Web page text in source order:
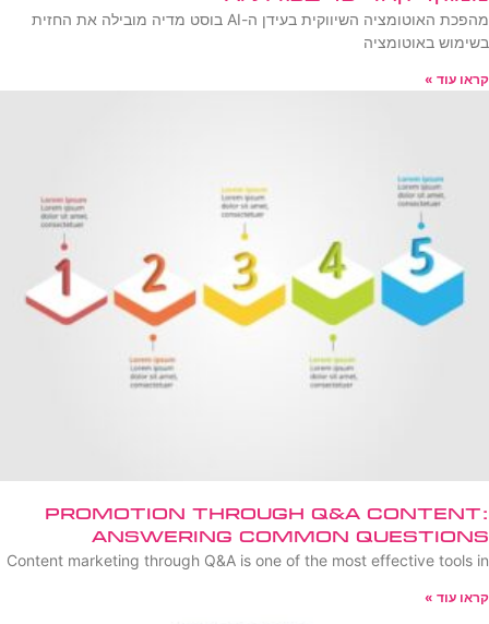
מהפכת האוטומציה השיווקית בעידן ה-AI בוסט מדיה מובילה את החזית
בשימוש באוטומציה
קראו עוד »
Promotion Through Q&A Content:
Answering Common Questions
Content marketing through Q&A is one of the most effective tools in
קראו עוד »